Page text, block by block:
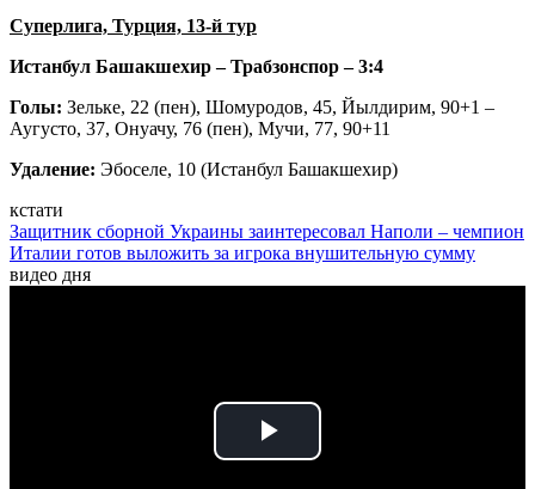
Суперлига, Турция, 13-й тур
Истанбул Башакшехир – Трабзонспор – 3:4
Голы: Зельке, 22 (пен), Шомуродов, 45, Йылдирим, 90+1 –
Аугусто, 37, Онуачу, 76 (пен), Мучи, 77, 90+11
Удаление: Эбоселе, 10 (Истанбул Башакшехир)
кстати
Защитник сборной Украины заинтересовал Наполи – чемпион
Италии готов выложить за игрока внушительную сумму
видео дня
Play